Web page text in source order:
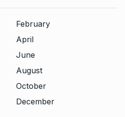
February
April
June
August
October
December